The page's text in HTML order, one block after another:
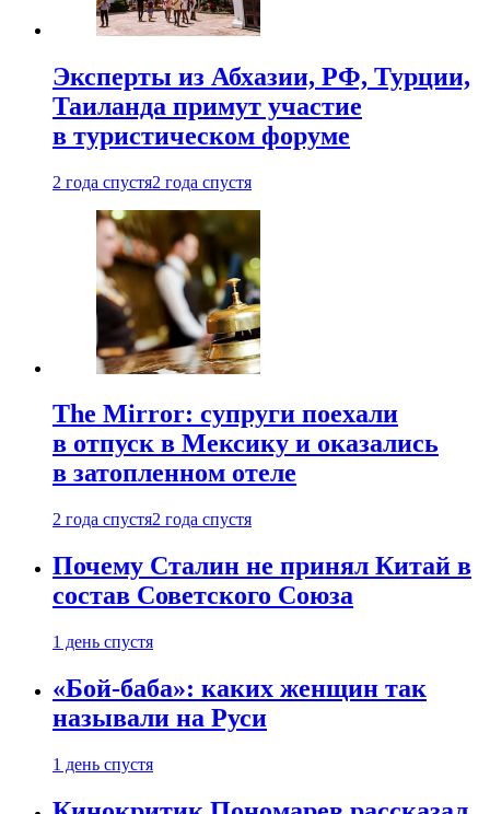
Эксперты из Абхазии, РФ, Турции,
Таиланда примут участие
в туристическом форуме
2 года спустя2 года спустя
The Mirror: супруги поехали
в отпуск в Мексику и оказались
в затопленном отеле
2 года спустя2 года спустя
Почему Сталин не принял Китай в
состав Советского Союза
1 день спустя
«Бой-баба»: каких женщин так
называли на Руси
1 день спустя